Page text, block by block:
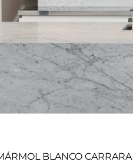
BLANCO